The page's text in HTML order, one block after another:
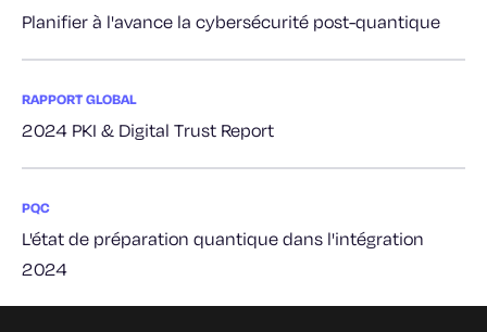
Planifier à l'avance la cybersécurité post-quantique
RAPPORT GLOBAL
2024 PKI & Digital Trust Report
PQC
L'état de préparation quantique dans l'intégration
2024